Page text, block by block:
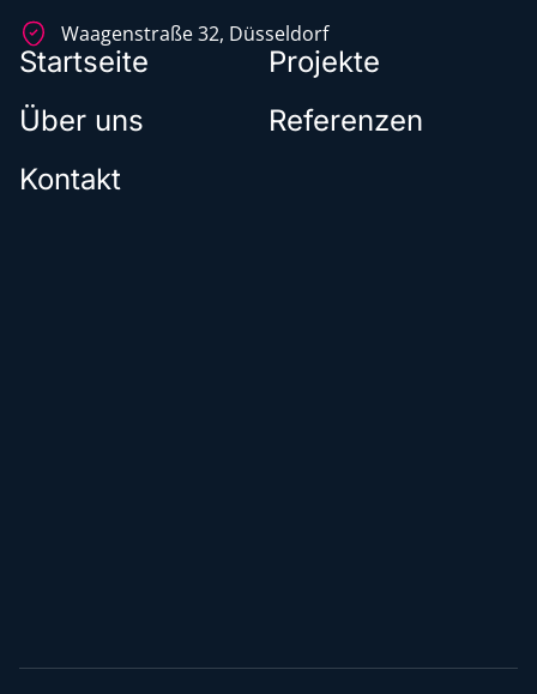
Waagenstraße 32, Düsseldorf
Startseite
Projekte
Über uns
Referenzen
Kontakt